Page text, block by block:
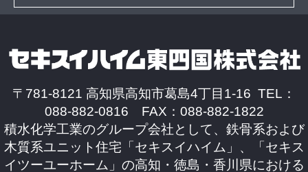
〒781-8121 高知県高知市葛島4丁目1-16 TEL：
088-882-0816 FAX：088-882-1822
積水化学工業のグループ会社として、鉄骨系および
木質系ユニット住宅「セキスイハイム」、「セキス
イツーユーホーム」の高知・徳島・香川県における